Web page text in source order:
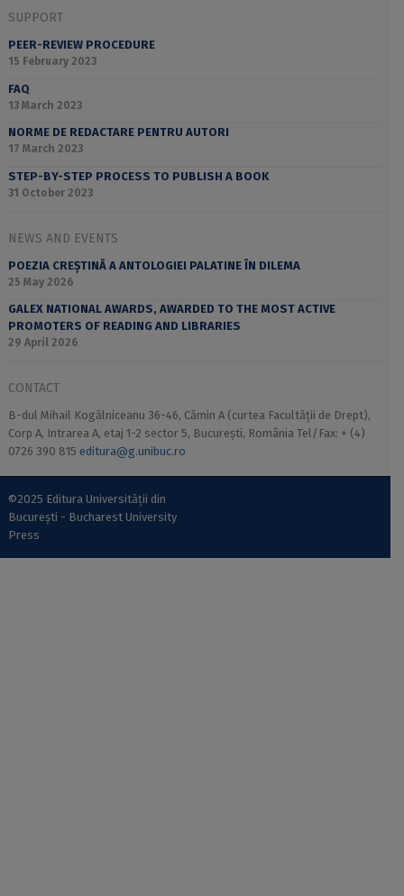
SUPPORT
PEER-REVIEW PROCEDURE
15 February 2023
FAQ
13 March 2023
NORME DE REDACTARE PENTRU AUTORI
17 March 2023
STEP-BY-STEP PROCESS TO PUBLISH A BOOK
31 October 2023
NEWS AND EVENTS
POEZIA CREȘTINĂ A ANTOLOGIEI PALATINE ÎN DILEMA
25 May 2026
GALEX NATIONAL AWARDS, AWARDED TO THE MOST ACTIVE
PROMOTERS OF READING AND LIBRARIES
29 April 2026
CONTACT
B-dul Mihail Kogălniceanu 36-46, Cămin A (curtea Facultății de Drept),
Corp A, Intrarea A, etaj 1-2 sector 5, București, România Tel/Fax: + (4)
0726 390 815 editura@g.unibuc.ro
©2025 Editura Universității din
București - Bucharest University
Press